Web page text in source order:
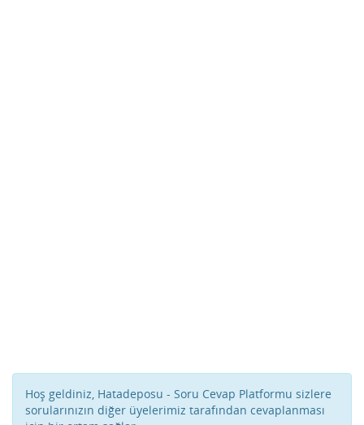
Hoş geldiniz, Hatadeposu - Soru Cevap Platformu sizlere
sorularınızın diğer üyelerimiz tarafından cevaplanması